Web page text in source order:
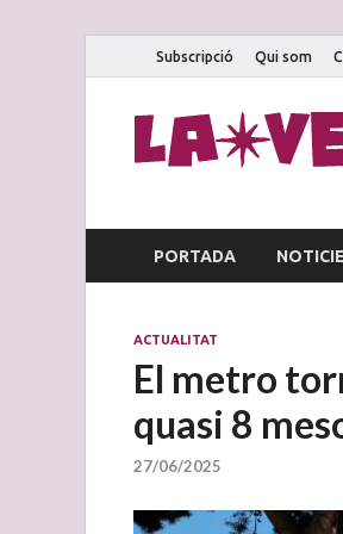
Subscripció Qui som
PORTADA
ACTUALITAT
El metro
quasi 8
27/06/2025